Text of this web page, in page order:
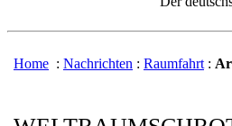
Home : Nachrichten : Raumfahrt :